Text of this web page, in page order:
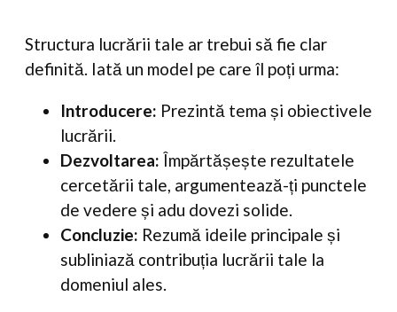
Structura lucrării tale ar trebui să fie clar
definită. Iată un model pe care îl poți urma:
Introducere: Prezintă tema și obiectivele
lucrării.
Dezvoltarea: Împărtășește rezultatele
cercetării tale, argumentează-ți punctele
de vedere și adu dovezi solide.
Concluzie: Rezumă ideile principale și
subliniază contribuția lucrării tale la
domeniul ales.